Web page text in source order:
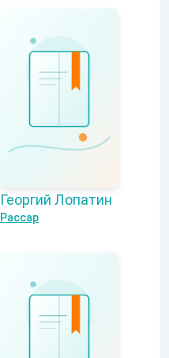
Георгий Лопатин
Рассар